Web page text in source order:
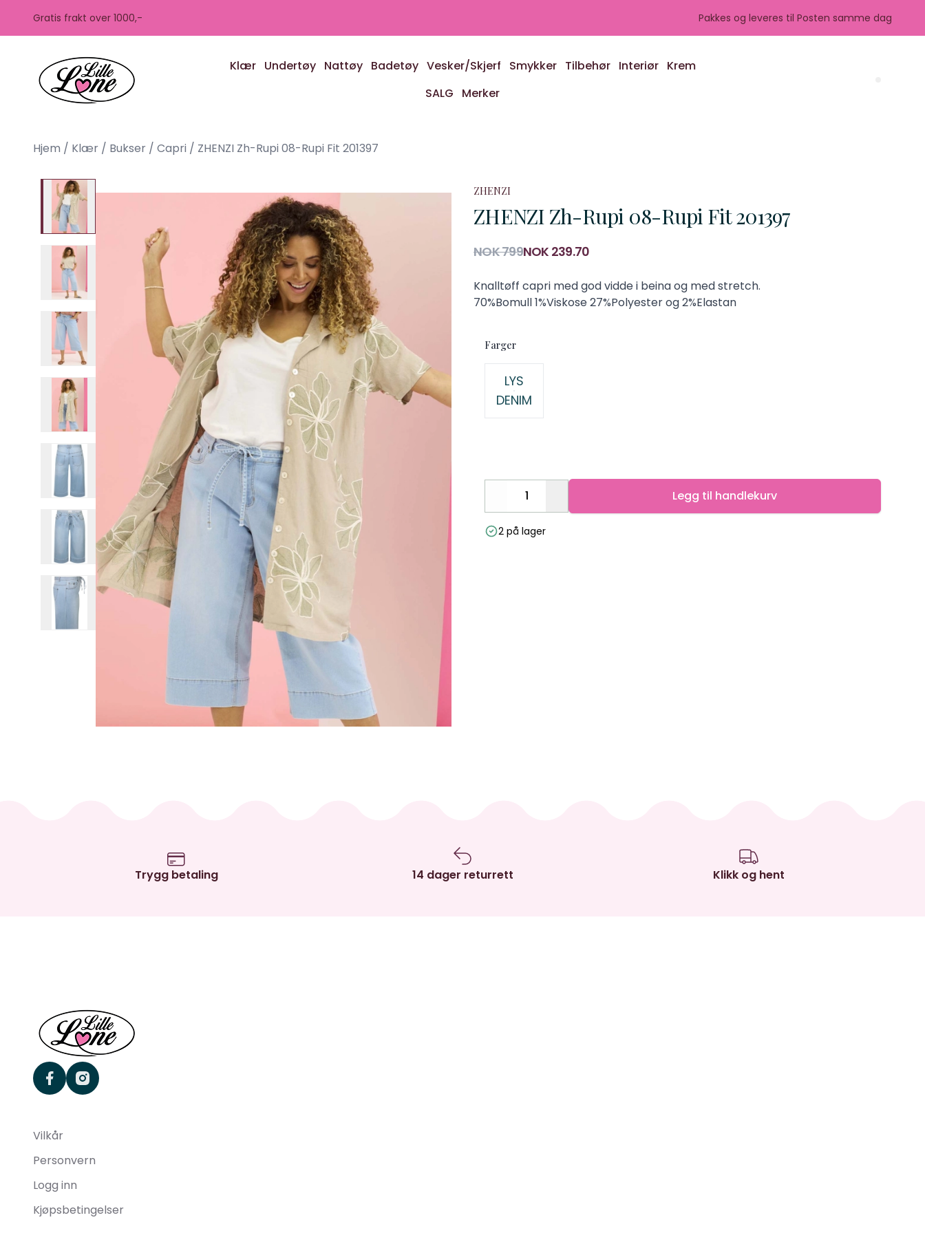
Gratis frakt over 1000,- Pakkes og leveres til Posten samme dag
Klær Undertøy Nattøy Badetøy Vesker/Skjerf Smykker Tilbehør Interiør Krem
SALG
Merker
Hjem / Klær / Bukser / Capri / ZHENZI Zh-Rupi 08-Rupi Fit 201397
ZHENZI
ZHENZI Zh-Rupi 08-Rupi Fit 201397
Produktdetaljer
NOK 799NOK 239.70
Description
Knalltøff capri med god vidde i beina og med stretch.
70%Bomull 1%Viskose 27%Polyester og 2%Elastan
Farger
Velg en Farger
LYS
DENIM
Decrease Legg til handlekurv
2 på lager
Trygg betaling 14 dager returrett Klikk og hent
facebookinstagram
Vilkår
Personvern
Logg inn
Kjøpsbetingelser